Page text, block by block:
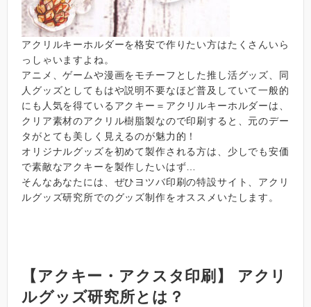
アクリルキーホルダーを格安で作りたい方はたくさんいら
っしゃいますよね。
アニメ、ゲームや漫画をモチーフとした推し活グッズ、同
人グッズとしてもはや説明不要なほど普及していて一般的
にも人気を得ているアクキー＝アクリルキーホルダーは、
クリア素材のアクリル樹脂製なので印刷すると、元のデー
タがとても美しく見えるのが魅力的！
オリジナルグッズを初めて製作される方は、少しでも安価
で素敵なアクキーを製作したいはず…
そんなあなたには、ぜひヨツバ印刷の特設サイト、アクリ
ルグッズ研究所でのグッズ制作をオススメいたします。
【アクキー・アクスタ印刷】 アクリ
ルグッズ研究所とは？